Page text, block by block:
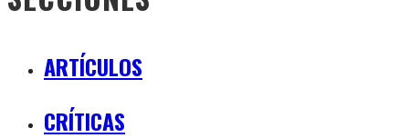
ARTÍCULOS
CRÍTICAS